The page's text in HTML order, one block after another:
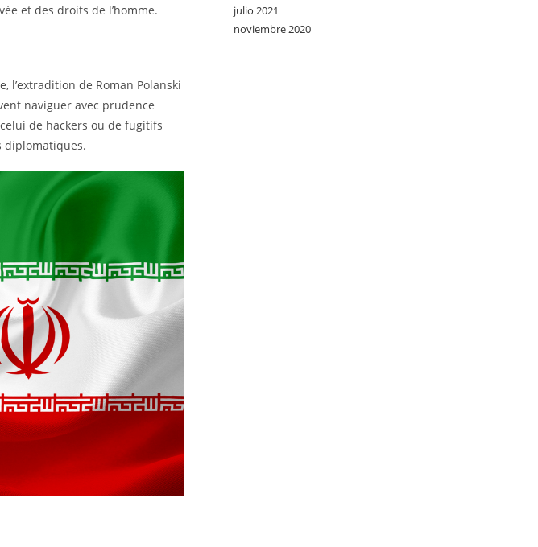
et des droits de l’homme.
l’extradition de Roman Polanski
naviguer avec prudence
de hackers ou de fugitifs
diplomatiques.
julio 2021
noviembre 2020